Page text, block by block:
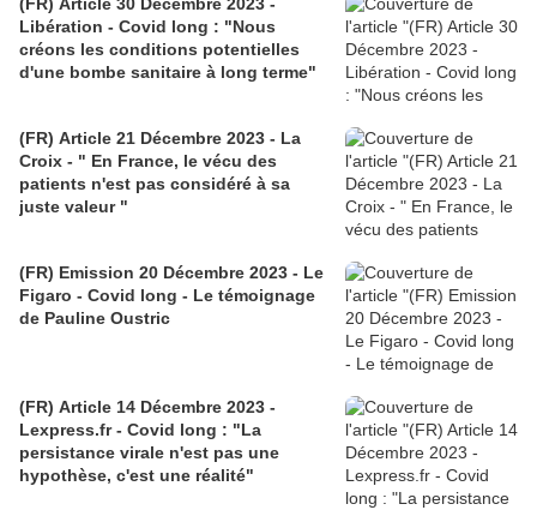
Libération - Covid long : "Nous
créons les conditions potentielles
d'une bombe sanitaire à long terme"
(FR) Article 21 Décembre 2023 - La
Croix - " En France, le vécu des
patients n'est pas considéré à sa
juste valeur "
(FR) Emission 20 Décembre 2023 - Le
Figaro - Covid long - Le témoignage
de Pauline Oustric
(FR) Article 14 Décembre 2023 -
Lexpress.fr - Covid long : "La
persistance virale n'est pas une
hypothèse, c'est une réalité"